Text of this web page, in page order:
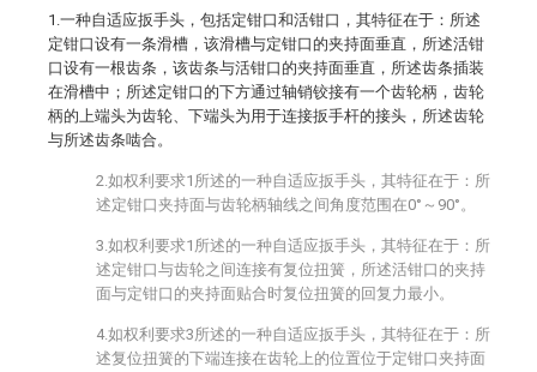
1.一种自适应扳手头，包括定钳口和活钳口，其特征在于：所述
定钳口设有一条滑槽，该滑槽与定钳口的夹持面垂直，所述活钳
口设有一根齿条，该齿条与活钳口的夹持面垂直，所述齿条插装
在滑槽中；所述定钳口的下方通过轴销铰接有一个齿轮柄，齿轮
柄的上端头为齿轮、下端头为用于连接扳手杆的接头，所述齿轮
与所述齿条啮合。
2.如权利要求1所述的一种自适应扳手头，其特征在于：所
述定钳口夹持面与齿轮柄轴线之间角度范围在0°～90°。
3.如权利要求1所述的一种自适应扳手头，其特征在于：所
述定钳口与齿轮之间连接有复位扭簧，所述活钳口的夹持
面与定钳口的夹持面贴合时复位扭簧的回复力最小。
4.如权利要求3所述的一种自适应扳手头，其特征在于：所
述复位扭簧的下端连接在齿轮上的位置位于定钳口夹持面